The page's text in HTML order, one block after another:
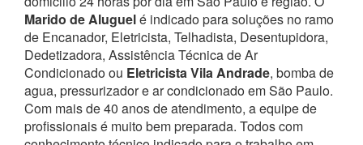
Marido de Aluguelé indicado para soluções no ramo
de Encanador, Eletricista, Telhadista, Desentupidora,
Dedetizadora, Assistência Técnica de Ar
Condicionado ou Eletricista Vila Andrade, bomba de
agua, pressurizador e ar condicionado em São Paulo.
Com mais de 40 anos de atendimento, a equipe de
profissionais é muito bem preparada. Todos com